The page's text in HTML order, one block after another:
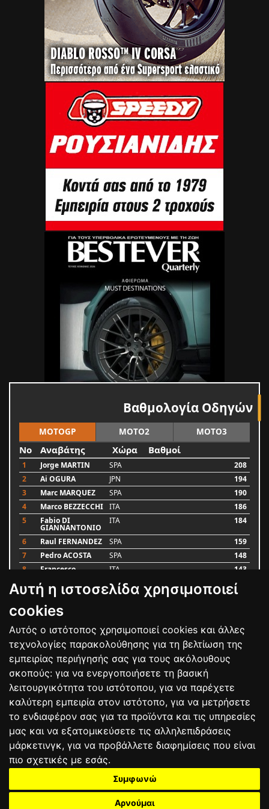
Αυτή η ιστοσελίδα χρησιμοποιεί
cookies
Αυτός ο ιστότοπος χρησιμοποιεί cookies και άλλες
τεχνολογίες παρακολούθησης για τη βελτίωση της
εμπειρίας περιήγησής σας για τους ακόλουθους
σκοπούς: για να ενεργοποιήσετε τη βασική
λειτουργικότητα του ιστότοπου, για να παρέχετε
καλύτερη εμπειρία στον ιστότοπο, για να μετρήσετε
το ενδιαφέρον σας για τα προϊόντα και τις υπηρεσίες
μας και να εξατομικεύσετε τις αλληλεπιδράσεις
μάρκετινγκ, για να προβάλλετε διαφημίσεις που είναι
πιο σχετικές με εσάς.
Συμφωνώ
Αρνούμαι
Βαθμολογία Οδηγών
MOTOGP MOTO2 MOTO3
No Αναβάτης Χώρα Βαθμοί
1 Jorge MARTIN SPA
208
2
Ai OGURA JPN
194
3
Marc MARQUEZ SPA
190
4
Marco BEZZECCHI ITA
186
5
Fabio DI
GIANNANTONIO
ITA 184
6 Raul FERNANDEZ SPA
159
7
Pedro ACOSTA SPA
148
8
Francesco ITA 143
9 Alex MARQUEZ SPA
Luca MARINI
Bαθμολογία
ΟΡΟΙ ΧΡΗΣΗΣΠΟΛΙΤΙΚΗ ΠΡΟΣΤΑΣΙΑΣ
ΑΓΩΝΕΣΑΠΟΤΕΛΕΣΜΑΤΑΑΓΟΡΑ